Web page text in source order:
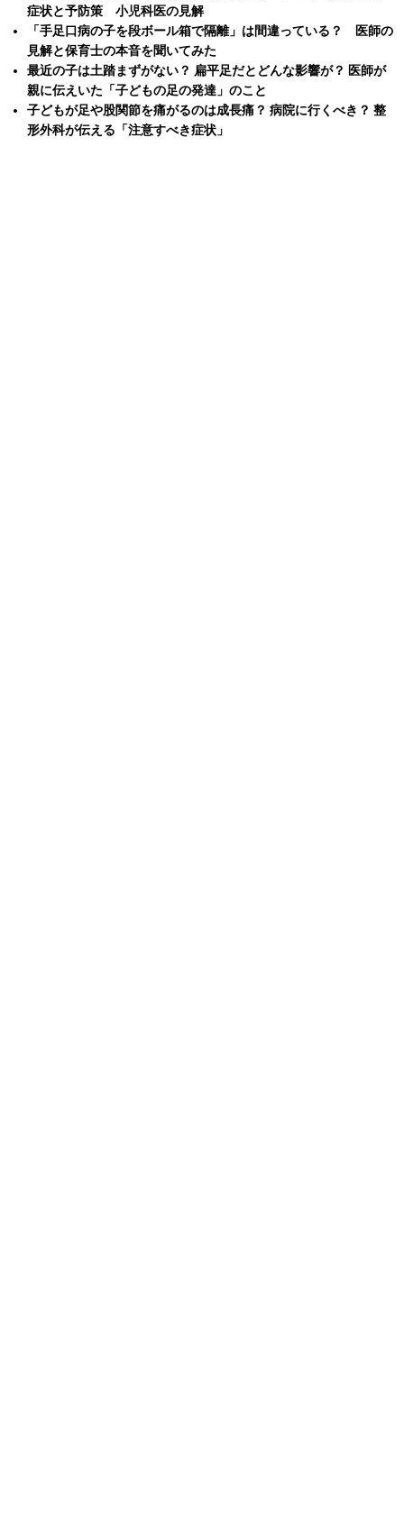
症状と予防策 小児科医の見解
「手足口病の子を段ボール箱で隔離」は間違っている？ 医師の
見解と保育士の本音を聞いてみた
最近の子は土踏まずがない？ 扁平足だとどんな影響が？ 医師が
親に伝えいた「子どもの足の発達」のこと
子どもが足や股関節を痛がるのは成長痛？ 病院に行くべき？ 整
形外科が伝える「注意すべき症状」